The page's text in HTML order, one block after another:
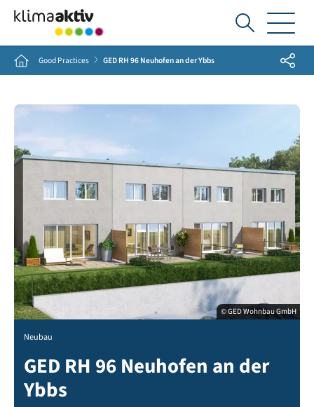
Ich
suche...
Home Good Practices GED RH 96 Neuhofen an der Ybbs Share
© GED Wohnbau GmbH
Neubau
GED RH 96 Neuhofen an der
Ybbs